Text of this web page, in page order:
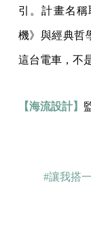
引。計畫名
機》與經典哲
這台電車，不
【海流設計】
#讓我搭